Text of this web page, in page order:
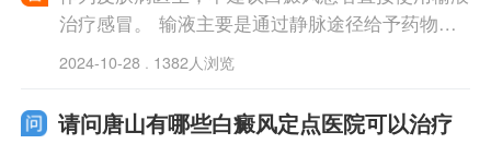
治疗感冒。 输液主要是通过静脉途径给予药物以
及营养补充，而白癜风是一种免疫相关的皮肤病，
与感冒无直接关系。输液针对感冒，通常
2024-10-28 · 1382人浏览
请问唐山有哪些白癜风定点医院可以治疗